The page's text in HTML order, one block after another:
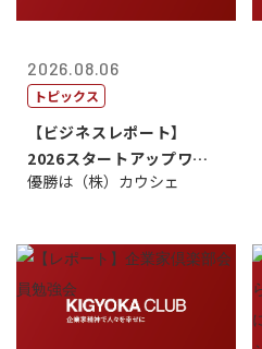
2026.08.06
トピックス
【ビジネスレポート】
2026スタートアップワー
ルドカップ東京
優勝は（株）カウシェ